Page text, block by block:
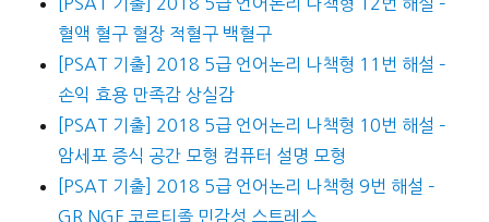
혈액 혈구 혈장 적혈구 백혈구
[PSAT 기출] 2018 5급 언어논리 나책형 11번 해설 –
손익 효용 만족감 상실감
[PSAT 기출] 2018 5급 언어논리 나책형 10번 해설 –
암세포 증식 공간 모형 컴퓨터 설명 모형
[PSAT 기출] 2018 5급 언어논리 나책형 9번 해설 –
GR NGF 코르티졸 민감성 스트레스